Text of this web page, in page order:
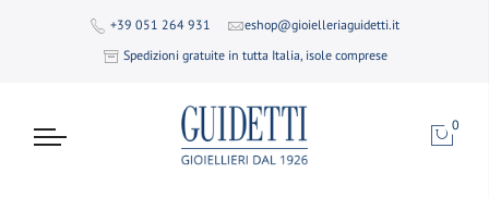
+39 051 264 931
eshop@gioielleriaguidetti.it
Spedizioni gratuite in tutta Italia, isole comprese
0